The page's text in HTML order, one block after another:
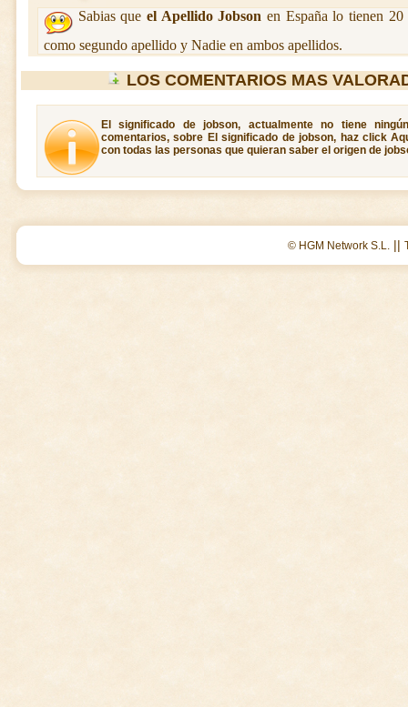
Sabias que el Apellido Jobson en España lo tienen
como segundo apellido y Nadie en ambos apellidos.
LOS COMENTARIOS MAS
El significado de jobson, actualmente no tiene
comentarios, sobre El significado de jobson, haz click
con todas las personas que quieran saber el origen de
© HGM Network S.L. ||